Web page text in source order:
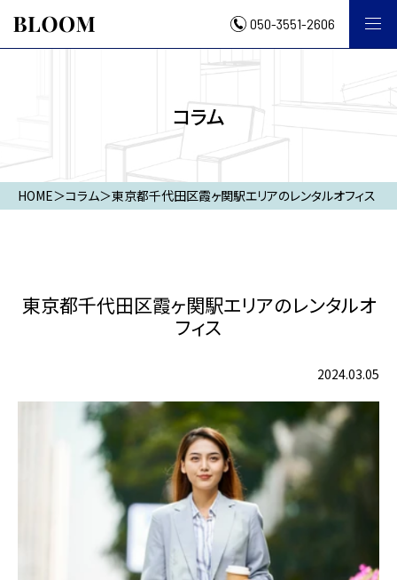
050-3551-2606
コラム
HOME＞コラム＞東京都千代田区霞ヶ関駅エリアのレンタルオフィス
東京都千代田区霞ヶ関駅エリアのレンタルオ
フィス
2024.03.05